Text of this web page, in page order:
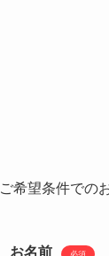
ご希望条件での
お名前 必須